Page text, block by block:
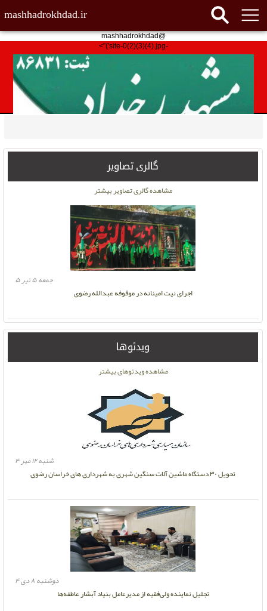
@mashhadrokhdad
mashhadrokhdad.ir
-site-0(2)(3)(4).jpg')">
گالری تصاویر
اجرای نیت امینانه در موقوفه عبدالله رضوی
جمعه ۵ تیر ۵
مشاهده گالری تصاویر بیشتر
ویدئوها
تجلیل نماینده ولی‌فقیه از مدیرعامل بنیاد آبشار عاطفه‌ها
دوشنبه ۸ دی ۴
تحویل ۳۰ دستگاه ماشین آلات سنگین شهری به شهرداری های خراسان رضوی
شنبه ۱۲ مهر ۴
مشاهده ویدئوهای بیشتر